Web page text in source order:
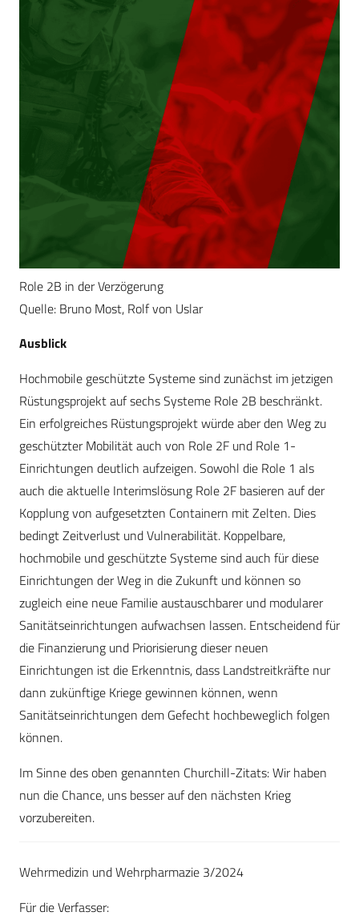
Role 2B in der Verzögerung
Quelle: Bruno Most, Rolf von Uslar
Ausblick
Hochmobile geschützte Systeme sind zunächst im jetzigen
Rüstungsprojekt auf sechs Systeme Role 2B beschränkt.
Ein erfolgreiches Rüstungsprojekt würde aber den Weg zu
geschützter Mobilität auch von Role 2F und Role 1-
Einrichtungen deutlich aufzeigen. Sowohl die Role 1 als
auch die aktuelle Interimslösung Role 2F basieren auf der
Kopplung von aufgesetzten Containern mit Zelten. Dies
bedingt Zeitverlust und Vulnerabilität. Koppelbare,
hochmobile und geschützte Systeme sind auch für diese
Einrichtungen der Weg in die Zukunft und können so
zugleich eine neue Familie austauschbarer und modularer
Sanitätseinrichtungen aufwachsen lassen. Entscheidend für
die Finanzierung und Priorisierung dieser neuen
Einrichtungen ist die Erkenntnis, dass Landstreitkräfte nur
dann zukünftige Kriege gewinnen können, wenn
Sanitätseinrichtungen dem Gefecht hochbeweglich folgen
können.
Im Sinne des oben genannten Churchill-Zitats: Wir haben
nun die Chance, uns besser auf den nächsten Krieg
vorzubereiten.
Wehrmedizin und Wehrpharmazie 3/2024
Für die Verfasser: